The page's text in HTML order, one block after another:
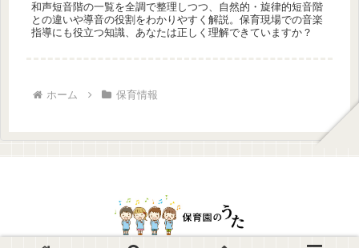
和声短音階の一覧を全調で整理しつつ、自然的・旋律的短音階
との違いや導音の役割をわかりやすく解説。保育現場での音楽
指導にも役立つ知識、あなたは正しく理解できていますか？
ホーム 保育情報